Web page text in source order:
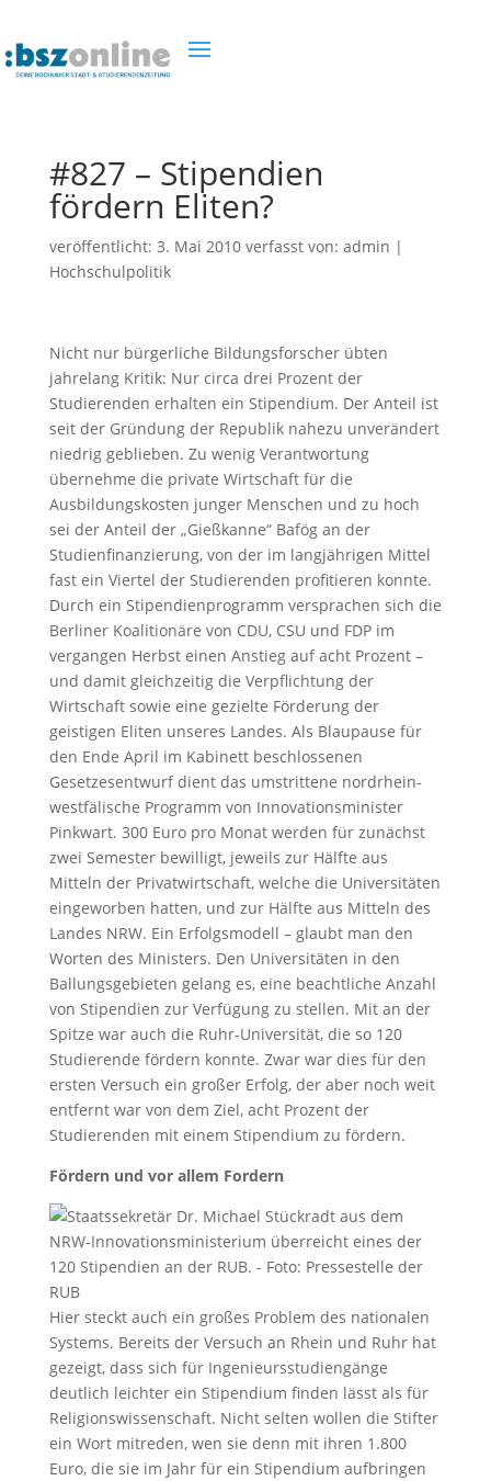
#827 – Stipendien
fördern Eliten?
veröffentlicht: 3. Mai 2010verfasst von: admin |
Hochschulpolitik
Nicht nur bürgerliche Bildungsforscher übten
jahrelang Kritik: Nur circa drei Prozent der
Studierenden erhalten ein Stipendium. Der Anteil ist
seit der Gründung der Republik nahezu unverändert
niedrig geblieben. Zu wenig Verantwortung
übernehme die private Wirtschaft für die
Ausbildungskosten junger Menschen und zu hoch
sei der Anteil der „Gießkanne“ Bafög an der
Studienfinanzierung, von der im langjährigen Mittel
fast ein Viertel der Studierenden profitieren konnte.
Durch ein Stipendienprogramm versprachen sich die
Berliner Koalitionäre von CDU, CSU und FDP im
vergangen Herbst einen Anstieg auf acht Prozent –
und damit gleichzeitig die Verpflichtung der
Wirtschaft sowie eine gezielte Förderung der
geistigen Eliten unseres Landes. Als Blaupause für
den Ende April im Kabinett beschlossenen
Gesetzesentwurf dient das umstrittene nordrhein-
westfälische Programm von Innovationsminister
Pinkwart. 300 Euro pro Monat werden für zunächst
zwei Semester bewilligt, jeweils zur Hälfte aus
Mitteln der Privatwirtschaft, welche die Universitäten
eingeworben hatten, und zur Hälfte aus Mitteln des
Landes NRW. Ein Erfolgsmodell – glaubt man den
Worten des Ministers. Den Universitäten in den
Ballungsgebieten gelang es, eine beachtliche Anzahl
von Stipendien zur Verfügung zu stellen. Mit an der
Spitze war auch die Ruhr-Universität, die so 120
Studierende fördern konnte. Zwar war dies für den
ersten Versuch ein großer Erfolg, der aber noch weit
entfernt war von dem Ziel, acht Prozent der
Studierenden mit einem Stipendium zu fördern.
Fördern und vor allem Fordern
Hier steckt auch ein großes Problem des nationalen
Systems. Bereits der Versuch an Rhein und Ruhr hat
gezeigt, dass sich für Ingenieursstudiengänge
deutlich leichter ein Stipendium finden lässt als für
Religionswissenschaft. Nicht selten wollen die Stifter
ein Wort mitreden, wen sie denn mit ihren 1.800
Euro, die sie im Jahr für ein Stipendium aufbringen